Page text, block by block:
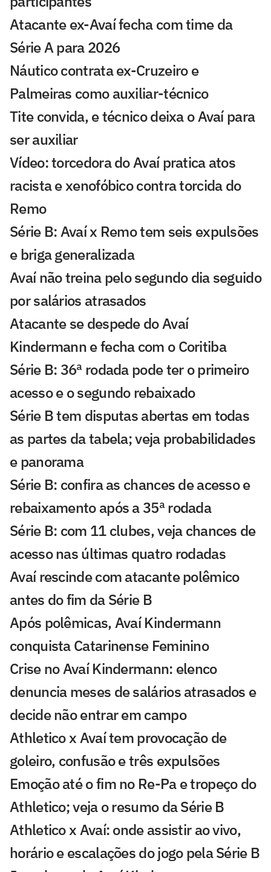
Atacante ex-Avaí fecha com time da
Série A para 2026
Náutico contrata ex-Cruzeiro e
Palmeiras como auxiliar-técnico
Tite convida, e técnico deixa o Avaí para
ser auxiliar
Vídeo: torcedora do Avaí pratica atos
racista e xenofóbico contra torcida do
Remo
Série B: Avaí x Remo tem seis expulsões
e briga generalizada
Avaí não treina pelo segundo dia seguido
por salários atrasados
Atacante se despede do Avaí
Kindermann e fecha com o Coritiba
Série B: 36ª rodada pode ter o primeiro
acesso e o segundo rebaixado
Série B tem disputas abertas em todas
as partes da tabela; veja probabilidades
e panorama
Série B: confira as chances de acesso e
rebaixamento após a 35ª rodada
Série B: com 11 clubes, veja chances de
acesso nas últimas quatro rodadas
Avaí rescinde com atacante polêmico
antes do fim da Série B
Após polêmicas, Avaí Kindermann
conquista Catarinense Feminino
Crise no Avaí Kindermann: elenco
denuncia meses de salários atrasados e
decide não entrar em campo
Athletico x Avaí tem provocação de
goleiro, confusão e três expulsões
Emoção até o fim no Re-Pa e tropeço do
Athletico; veja o resumo da Série B
Athletico x Avaí: onde assistir ao vivo,
horário e escalações do jogo pela Série B